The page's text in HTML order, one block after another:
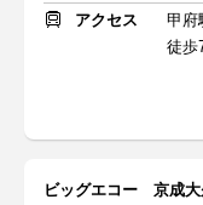
アクセス
甲府
徒歩
ビッグエコー 京成大